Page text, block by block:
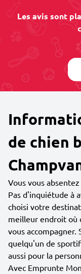
Les avis sont
de chien
Vous vous
Pas d'inquiétude à
choisi votre
meilleur endroit où
vous
quelqu'un de
aussi pour la
Avec Emprunte